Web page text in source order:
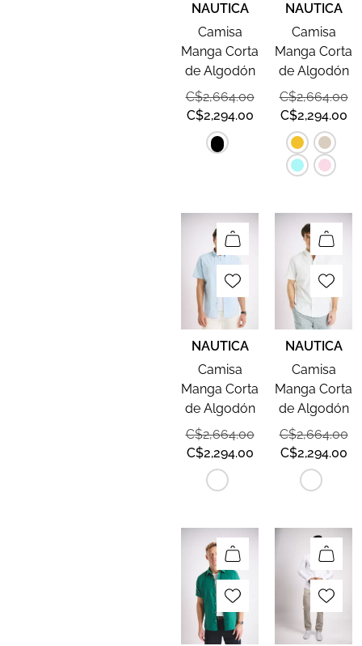
NAUTICA
Camisa
Manga Corta
de Algodón
C$2,664.00
C$2,294.00
NAUTICA
Camisa
Manga Corta
de Algodón
C$2,664.00
C$2,294.00
NAUTICA
Camisa
Manga Corta
de Algodón
C$2,664.00
C$2,294.00
NAUTICA
Camisa
Manga Corta
de Algodón
C$2,664.00
C$2,294.00